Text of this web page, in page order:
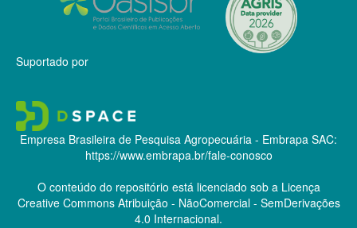
Suportado por
Empresa Brasileira de Pesquisa Agropecuária - Embrapa SAC:
https://www.embrapa.br/fale-conosco
O conteúdo do repositório está licenciado sob a Licença
Creative CommonsAtribuição - NãoComercial - SemDerivações
4.0 Internacional.